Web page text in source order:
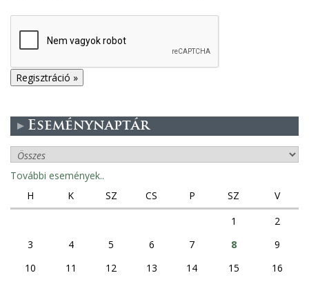
Eseménynaptár
További események..
H
K SZ CS P SZ
V
1
2
3
4 5 6 7 8
9
10
11 12 13 14 15
16